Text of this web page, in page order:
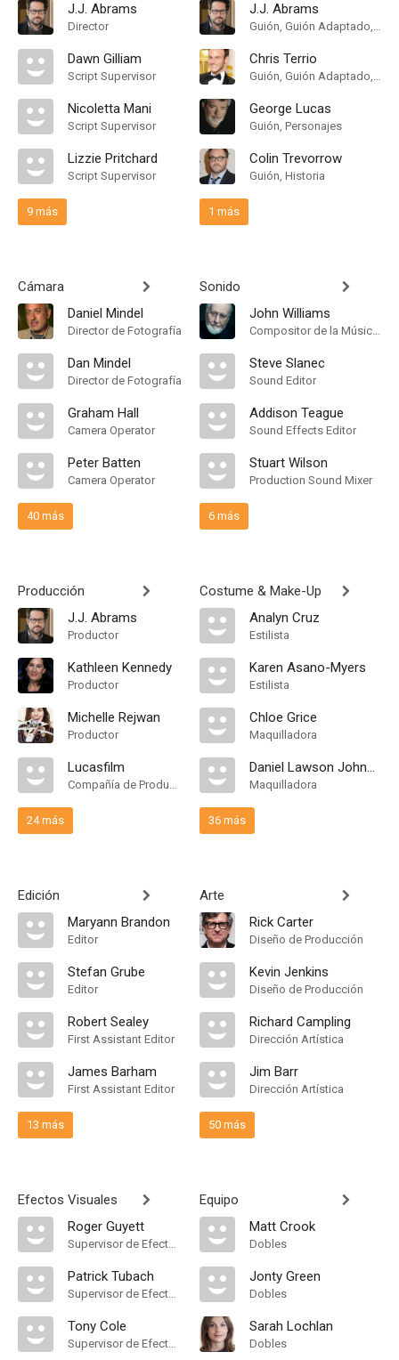
J.J. Abrams
Director
Dawn Gilliam
Script Supervisor
Nicoletta Mani
Script Supervisor
Lizzie Pritchard
Script Supervisor
9 más
Cámara
Daniel Mindel
Director de Fotografía
Dan Mindel
Director de Fotografía
Graham Hall
Camera Operator
Peter Batten
Camera Operator
40 más
Producción
J.J. Abrams
Productor
Kathleen Kennedy
Productor
Michelle Rejwan
Productor
Lucasfilm
Compañía de Produccion
24 más
Edición
Maryann Brandon
Editor
Stefan Grube
Editor
Robert Sealey
First Assistant Editor
James Barham
First Assistant Editor
13 más
Efectos Visuales
Roger Guyett
Supervisor de Efectos Visuales
Patrick Tubach
Supervisor de Efectos Visuales
Tony Cole
Supervisor de Efectos Visuales
J.J. Abrams
Guión, Guión Adaptado, Historia
Chris Terrio
Guión, Guión Adaptado, Historia
George Lucas
Guión, Personajes
Colin Trevorrow
Guión, Historia
1 más
Sonido
John Williams
Compositor de la Música Original
Steve Slanec
Sound Editor
Addison Teague
Sound Effects Editor
Stuart Wilson
Production Sound Mixer
6 más
Costume & Make-Up
Analyn Cruz
Estilista
Karen Asano-Myers
Estilista
Chloe Grice
Maquilladora
Daniel Lawson Johnston
Maquilladora
36 más
Arte
Rick Carter
Diseño de Producción
Kevin Jenkins
Diseño de Producción
Richard Campling
Dirección Artística
Jim Barr
Dirección Artística
50 más
Equipo
Matt Crook
Dobles
Jonty Green
Dobles
Sarah Lochlan
Dobles